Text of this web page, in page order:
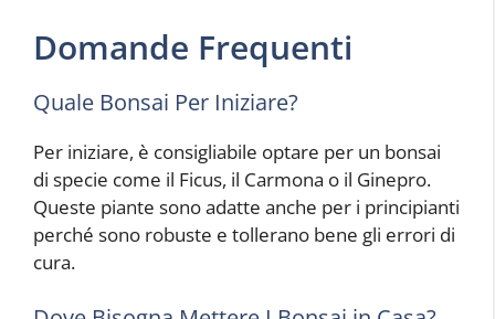
Domande Frequenti
Quale Bonsai Per Iniziare?
Per iniziare, è consigliabile optare per un bonsai
di specie come il Ficus, il Carmona o il Ginepro.
Queste piante sono adatte anche per i principianti
perché sono robuste e tollerano bene gli errori di
cura.